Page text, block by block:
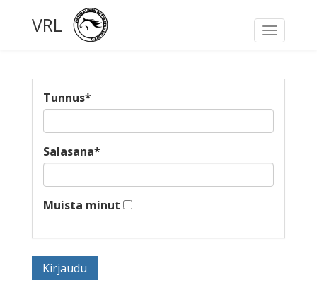
Toggle
VRL
Tunnus*
Salasana*
Muista minut